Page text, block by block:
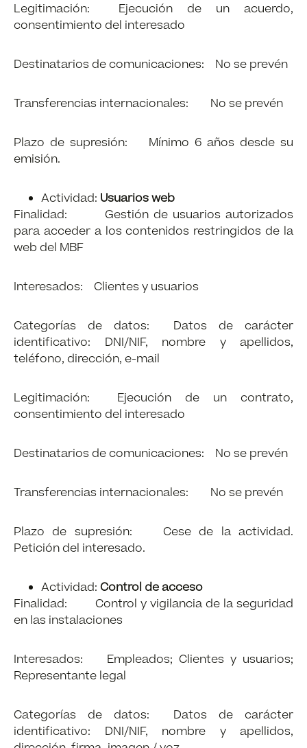
Legitimación: Ejecución de un acuerdo,
consentimiento del interesado
Destinatarios de comunicaciones: No se prevén
Transferencias internacionales: No se prevén
Plazo de supresión: Mínimo 6 años desde su
emisión.
Actividad: Usuarios web
Finalidad: Gestión de usuarios autorizados
para acceder a los contenidos restringidos de la
web del MBF
Interesados: Clientes y usuarios
Categorías de datos: Datos de carácter
identificativo: DNI/NIF, nombre y apellidos,
teléfono, dirección, e-mail
Legitimación: Ejecución de un contrato,
consentimiento del interesado
Destinatarios de comunicaciones: No se prevén
Transferencias internacionales: No se prevén
Plazo de supresión: Cese de la actividad.
Petición del interesado.
Actividad: Control de acceso
Finalidad: Control y vigilancia de la seguridad
en las instalaciones
Interesados: Empleados; Clientes y usuarios;
Representante legal
Categorías de datos: Datos de carácter
identificativo: DNI/NIF, nombre y apellidos,